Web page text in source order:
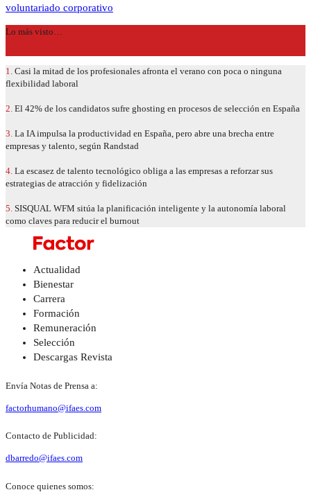
voluntariado corporativo
Lo más visto…
1. Casi la mitad de los profesionales afronta el verano con poca o ninguna
flexibilidad laboral
2. El 42% de los candidatos sufre ghosting en procesos de selección en España
3. La IA impulsa la productividad en España, pero abre una brecha entre
empresas y talento, según Randstad
4. La escasez de talento tecnológico obliga a las empresas a reforzar sus
estrategias de atracción y fidelización
5. SISQUAL WFM sitúa la planificación inteligente y la autonomía laboral
como claves para reducir el burnout
Actualidad
Bienestar
Carrera
Formación
Remuneración
Selección
Descargas Revista
Envía Notas de Prensa a:
factorhumano@ifaes.com
Contacto de Publicidad:
dbarredo@ifaes.com
Conoce quienes somos: